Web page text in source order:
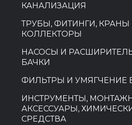
КАНАЛИЗАЦИЯ
ТРУБЫ, ФИТИНГИ, КРАНЫ
КОЛЛЕКТОРЫ
НАСОСЫ И
БАЧКИ
ФИЛЬТРЫ И УМЯГЧЕНИЕ
ИНСТРУМЕНТЫ,
АКСЕССУАРЫ,
СРЕДСТВА